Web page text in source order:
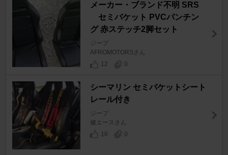
メーカー・ブランド不明 SRS
セミバケット PVCパンチン
グ 赤ステッチ2脚セット
ジープ
AFROMOTORSさん
12
0
シーマリン セミバケットシート
レール付き
ジープ
健エースさん
16
0